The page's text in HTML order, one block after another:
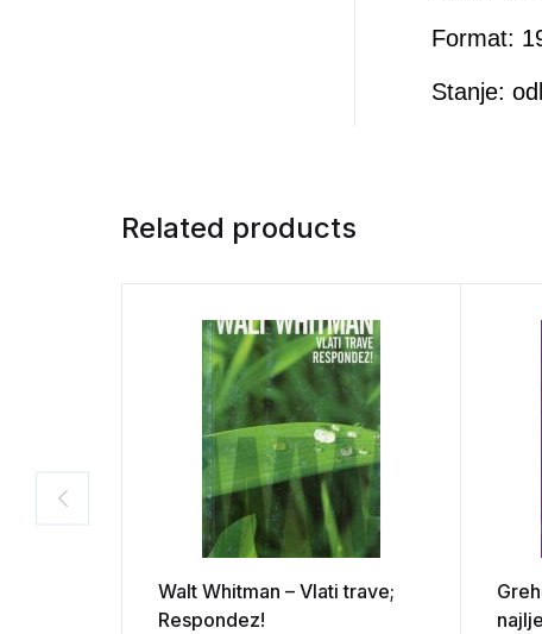
Format:
Stanje:
Related products
Walt Whitman – Vlati trave;
Respondez!